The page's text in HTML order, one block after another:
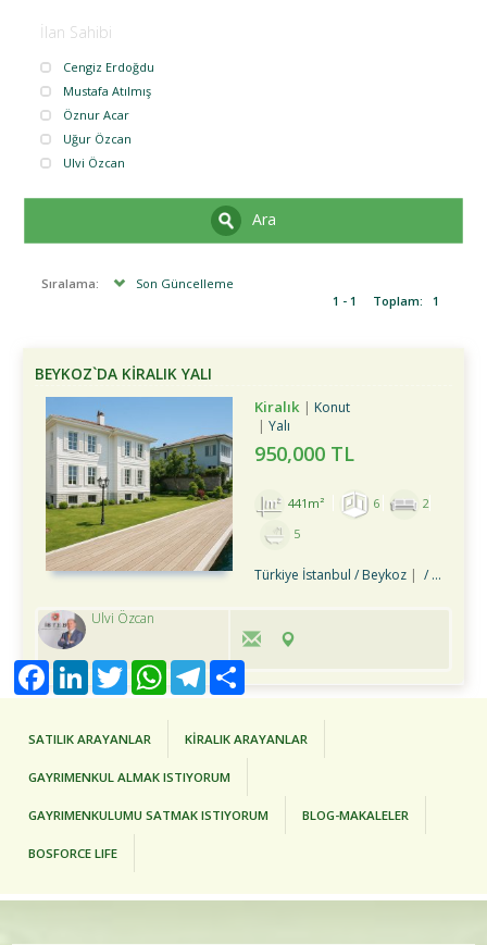
İlan Sahibi
Cengiz Erdoğdu
Mustafa Atılmış
Öznur Acar
Uğur Özcan
Ulvi Özcan
Ara
Sıralama:
Son Güncelleme
1 - 1
Toplam: 1
BEYKOZ`DA KİRALIK YALI
Kiralık
Konut
Yalı
950,000 TL
441m² 6
2
5
Türkiye İstanbul / Beykoz / Merkez Mah.
Ulvi Özcan
SATILIK ARAYANLAR KİRALIK ARAYANLAR
GAYRIMENKUL ALMAK ISTIYORUM
GAYRIMENKULUMU SATMAK ISTIYORUM BLOG-MAKALELER
BOSFORCE LIFE
FacebookLinkedInTwitter WhatsAppTelegram